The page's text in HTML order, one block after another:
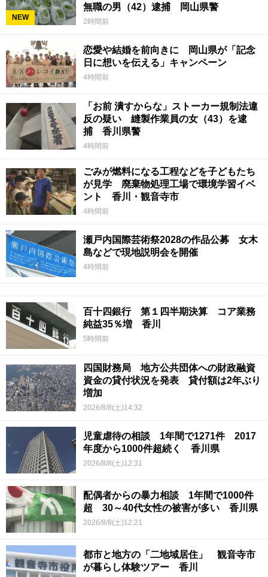
NEW
無職の男（42）逮捕 岡山県警
2時間前
恋愛や結婚を前向きに 岡山県が「記念
日に想いを伝える」キャンペーン
4時間前
「お前 潰すからな」ストーカー規制法違
反の疑い 縫製作業員の女（43）を逮
捕 香川県警
4時間前
ごみが燃料になる工程などを子どもたち
が見学 廃棄物処理工場で環境学習イベ
ント 香川・観音寺市
4時間前
瀬戸内国際芸術祭2028の作品公募 女木
島などで現地説明会を開催
4時間前
百十四銀行 第１四半期決算 コア業務
純益35％増 香川
5時間前
四国財務局 地方公共団体への財政融資
資金の貸付状況を発表 貸付額は2年ぶり
増加
2026/8/8(土)14:32
児童虐待の相談 1年間で1271件 2017
年度から1000件超続く 香川県
2026/8/8(土)12:31
配偶者からの暴力相談 1年間で1000件
超 30～40代女性の被害が多い 香川県
2026/8/8(土)12:21
都市と地方の「二地域居住」 観音寺市
が暮らし体験ツアー 香川